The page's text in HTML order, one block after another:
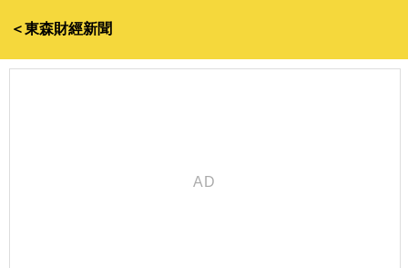
＜東森財經新聞